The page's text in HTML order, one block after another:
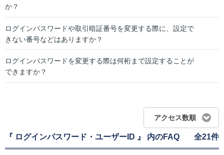
か？
ログインパスワードや取引暗証番号を変更する際に、設定で
きない番号などはありますか？
ログインパスワードを変更する際は何桁まで設定することが
できますか？
アクセス数順
『 ログインパスワード・ユーザーID 』 内のFAQ 全21件